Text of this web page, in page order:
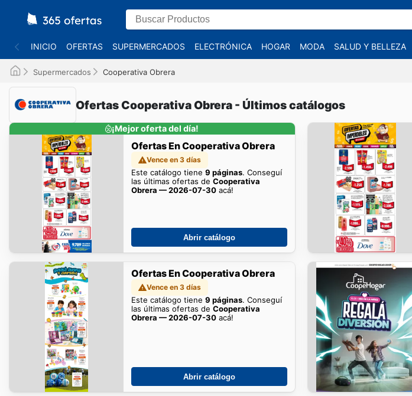
INICIO OFERTAS SUPERMERCADOS ELECTRÓNICA HOGAR MODA SALUD Y BELLEZA
Supermercados Cooperativa Obrera
Ofertas Cooperativa Obrera - Últimos catálogos
¡Mejor oferta del día!
Ofertas En Cooperativa Obrera
Vence en 3 días
Este catálogo tiene 9 páginas. Conseguí
las últimas ofertas de Cooperativa
Obrera — 2026-07-30acá!
Abrir catálogo
Ofertas En Cooperativa Obrera
Vence en 3 días
Este catálogo tiene 9 páginas. Conseguí
las últimas ofertas de Cooperativa
Obrera — 2026-07-30acá!
Abrir catálogo